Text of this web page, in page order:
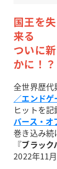
国王を
来る
ついに
かに！？
全世界歴
／エンドゲ
ヒットを
バース・オ
巻き込み続
『ブラック
2022年11